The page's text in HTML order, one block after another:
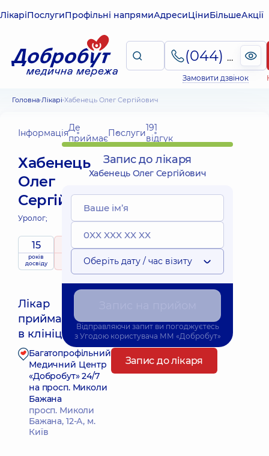
ЛікаріПослугиПрофільні напрямиАдресиЦіниБільшеАкції
(044) 495-2-888
Замовити дзвінок
Головна Лікарі Хабенець Олег Сергійович
ІнформаціяДе
приймаєПослуги191
відгук
Хабенець
Олег
Сергійович
Уролог;
15
років
досвіду
5 / 5
рейтингна підставі
191 відгук
Лікар
приймає
в клініці
Найближчий час прийому: 10.08.2026 16:15
Багатопрофільний
Медичний Центр
«Добробут» 24/7
на просп. Миколи
Бажана
просп. Миколи
Бажана, 12-А, м.
Київ
Запис до лікаря
Запис до лікаря
Хабенець Олег Сергійович
Оберіть дату / час візиту
Відправляючи запит ви погоджуєтесь
з Угодою користувача ММ «Добробут»